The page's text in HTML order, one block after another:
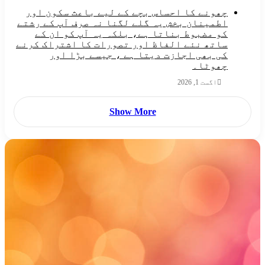
چھونے کا احساس بچے کے لیے باعث سکون اور
اطمینان بخش یہ گلے لگنا نہ صرف آپ کے رشتے
کو مضبوط بناتا ہے، بلکہ یہ آپ کو ان کے
ساتھ نئے الفاظ اور تصورات کا اشتراک کرنے
کی بھی اجازت دیتا ہے ، جیسے بڑا اور
چھوٹا۔
Show More